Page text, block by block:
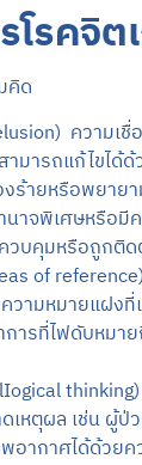
รคจิต
คิด
ความเชื่
ามารถแก้ไขได้
ร้ายหรือพยาย
นาจพิเศษหรือ
วบคุมหรือถูกติ
of
วามหมายแฝงที่
การที่ไฟดับหมา
หตุผล เช่น ผู้ป่
อากาศได้ด้วยค